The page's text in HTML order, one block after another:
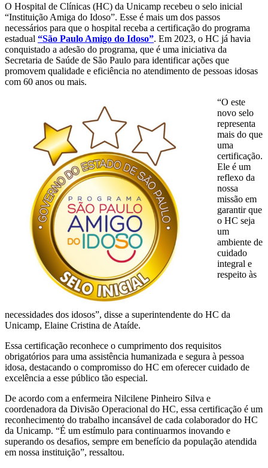
O Hospital de Clínicas (HC) da Unicamp recebeu o selo inicial
“Instituição Amiga do Idoso”. Esse é mais um dos passos
necessários para que o hospital receba a certificação do programa
estadual “São Paulo Amigo do Idoso”. Em 2023, o HC já havia
conquistado a adesão do programa, que é uma iniciativa da
Secretaria de Saúde de São Paulo para identificar ações que
promovem qualidade e eficiência no atendimento de pessoas idosas
com 60 anos ou mais.
“O este
novo selo
representa
mais do que
uma
certificação.
Ele é um
reflexo da
nossa
missão em
garantir que
o HC seja
um
ambiente de
cuidado
integral e
respeito às
necessidades dos idosos”, disse a superintendente do HC da
Unicamp, Elaine Cristina de Ataíde.
Essa certificação reconhece o cumprimento dos requisitos
obrigatórios para uma assistência humanizada e segura à pessoa
idosa, destacando o compromisso do HC em oferecer cuidado de
excelência a esse público tão especial.
De acordo com a enfermeira Nilcilene Pinheiro Silva e
coordenadora da Divisão Operacional do HC, essa certificação é um
reconhecimento do trabalho incansável de cada colaborador do HC
da Unicamp. “É um estímulo para continuarmos inovando e
superando os desafios, sempre em benefício da população atendida
em nossa instituição”, ressaltou.